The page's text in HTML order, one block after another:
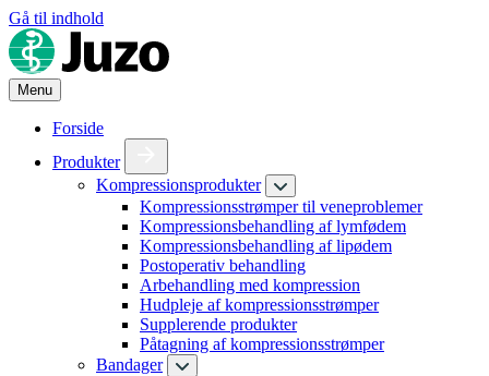
Gå til indhold
Menu
Forside
Produkter
Kompressionsprodukter
Kompressionsstrømper til veneproblemer
Kompressionsbehandling af lymfødem
Kompressionsbehandling af lipødem
Postoperativ behandling
Arbehandling med kompression
Hudpleje af kompressionsstrømper
Supplerende produkter
Påtagning af kompressionsstrømper
Bandager